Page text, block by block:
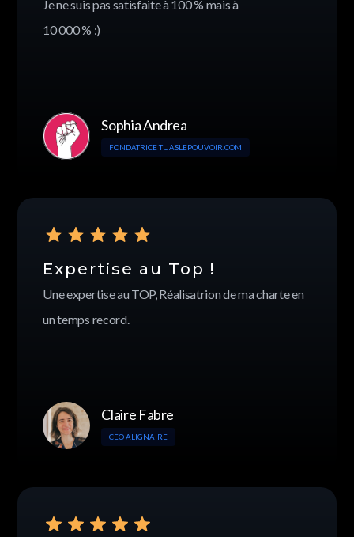
Je ne suis pas satisfaite à 100 % mais à
10 000 % :)
Sophia Andrea
FONDATRICE TUASLEPOUVOIR.COM
Expertise au Top !
Une expertise au TOP, Réalisatrion de ma charte en
un temps record.
Claire Fabre
CEO ALIGNAIRE